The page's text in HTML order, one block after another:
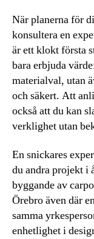
När planerna för
konsultera en
är ett klokt första
bara erbjuda
materialval, utan
och säkert. Att
också att du kan
verklighet utan
En snickares
du andra projekt i
byggande av
Örebro även där
samma
enhetlighet i